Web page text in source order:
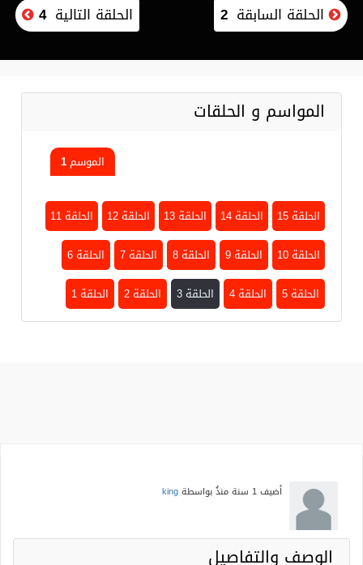
الحلقة السابقة 2 الحلقة التالية 4
المواسم و الحلقات
الموسم 1
الحلقة 15 الحلقة 14 الحلقة 13 الحلقة 12
الحلقة 11
الحلقة 10
الحلقة 9 الحلقة 8 الحلقة 7
الحلقة 6
الحلقة 5
الحلقة 4 الحلقة 3 الحلقة 2 الحلقة 1
أضيف1 سنة منذُ بواسطةking
الوصف والتفاصيل